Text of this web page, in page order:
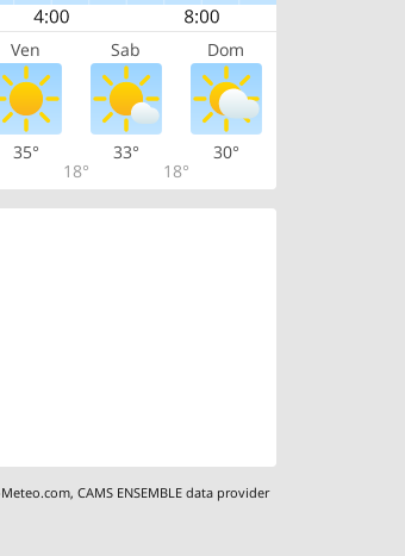
Ven Sab Dom
35°
18°
33°
18°
30°
,CAMS ENSEMBLE data provider